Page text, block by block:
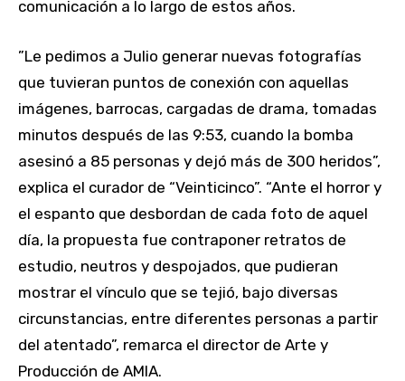
comunicación a lo largo de estos años.
”Le pedimos a Julio generar nuevas fotografías
que tuvieran puntos de conexión con aquellas
imágenes, barrocas, cargadas de drama, tomadas
minutos después de las 9:53, cuando la bomba
asesinó a 85 personas y dejó más de 300 heridos”,
explica el curador de “Veinticinco”. “Ante el horror y
el espanto que desbordan de cada foto de aquel
día, la propuesta fue contraponer retratos de
estudio, neutros y despojados, que pudieran
mostrar el vínculo que se tejió, bajo diversas
circunstancias, entre diferentes personas a partir
del atentado”, remarca el director de Arte y
Producción de AMIA.